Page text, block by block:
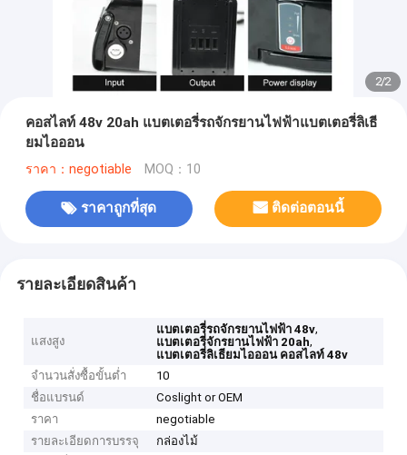
2/2
คอสไลท์ 48v 20ah แบตเตอรี่รถจักรยานไฟฟ้าแบตเตอรี่ลิเธี
ยมไอออน
ราคา：negotiable MOQ：10
ราคาถูกที่สุด ติดต่อตอนนี้
รายละเอียดสินค้า
แสงสูง
แบตเตอรี่รถจักรยานไฟฟ้า 48v,
แบตเตอรี่จักรยานไฟฟ้า 20ah,
แบตเตอรี่ลิเธียมไอออน คอสไลท์ 48v
จำนวนสั่งซื้อขั้นต่ำ
10
ชื่อแบรนด์
Coslight or OEM
ราคา
negotiable
รายละเอียดการบรรจุ
กล่องไม้